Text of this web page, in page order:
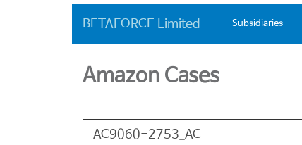
BETAFORCE Limited Subsidiaries
Amazon Cases
AC9060-2753_AC